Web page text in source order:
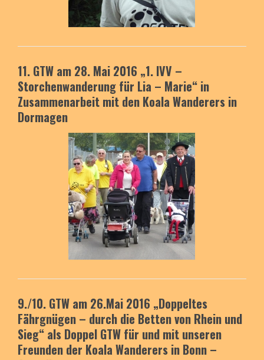
11. GTW am 28. Mai 2016 „1. IVV –
Storchenwanderung für Lia – Marie“ in
Zusammenarbeit mit den Koala Wanderers in
Dormagen
9./10. GTW am 26.Mai 2016 „Doppeltes
Fährgnügen – durch die Betten von Rhein und
Sieg“ als Doppel GTW für und mit unseren
Freunden der Koala Wanderers in Bonn –